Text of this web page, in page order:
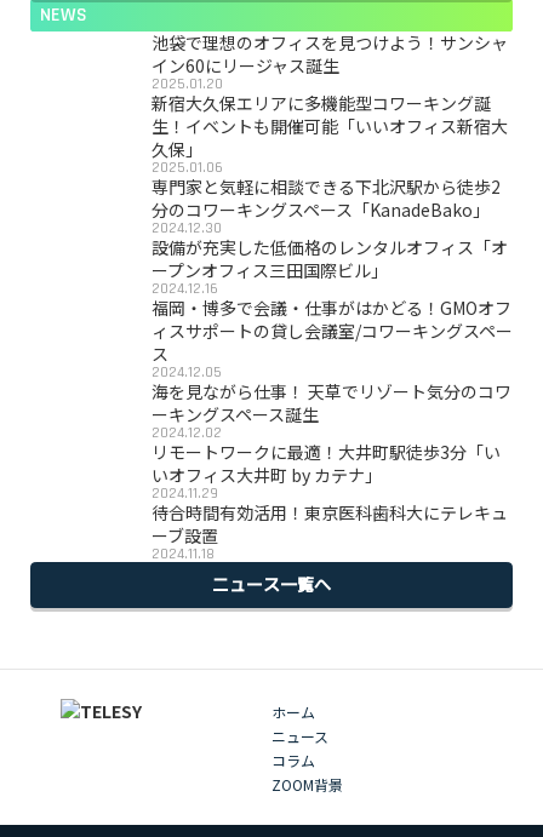
NEWS
池袋で理想のオフィスを見つけよう！サンシャ
イン60にリージャス誕生
2025.01.20
新宿大久保エリアに多機能型コワーキング誕
生！イベントも開催可能「いいオフィス新宿大
久保」
2025.01.06
専門家と気軽に相談できる下北沢駅から徒歩2
分のコワーキングスペース「KanadeBako」
2024.12.30
設備が充実した低価格のレンタルオフィス「オ
ープンオフィス三田国際ビル」
2024.12.16
福岡・博多で会議・仕事がはかどる！GMOオフ
ィスサポートの貸し会議室/コワーキングスペー
ス
2024.12.05
海を見ながら仕事！ 天草でリゾート気分のコワ
ーキングスペース誕生
2024.12.02
リモートワークに最適！大井町駅徒歩3分「い
いオフィス大井町 by カテナ」
2024.11.29
待合時間有効活用！東京医科歯科大にテレキュ
ーブ設置
2024.11.18
ニュース一覧へ
ホーム
ニュース
コラム
ZOOM背景